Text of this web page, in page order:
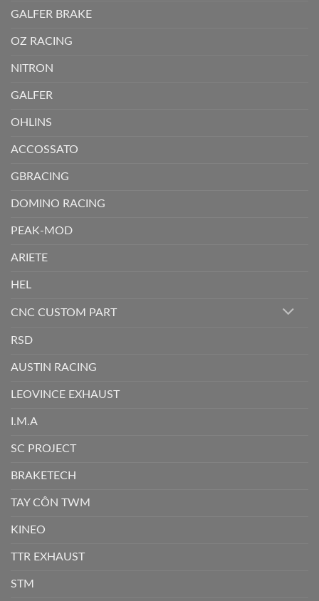
GALFER BRAKE
OZ RACING
NITRON
GALFER
OHLINS
ACCOSSATO
GBRACING
DOMINO RACING
PEAK-MOD
ARIETE
HEL
CNC CUSTOM PART
RSD
AUSTIN RACING
LEOVINCE EXHAUST
I.M.A
SC PROJECT
BRAKETECH
TAY CÔN TWM
KINEO
TTR EXHAUST
STM